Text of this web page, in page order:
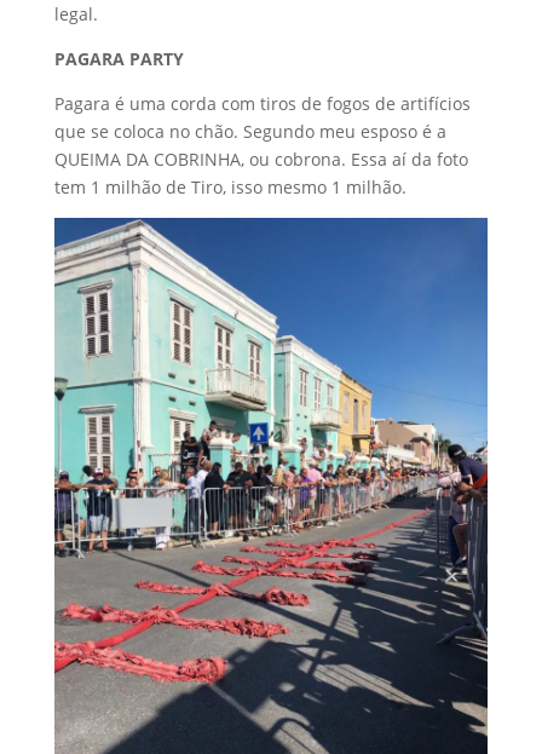
legal.
PAGARA PARTY
Pagara é uma corda com tiros de fogos de artifícios
que se coloca no chão. Segundo meu esposo é a
QUEIMA DA COBRINHA, ou cobrona. Essa aí da foto
tem 1 milhão de Tiro, isso mesmo 1 milhão.